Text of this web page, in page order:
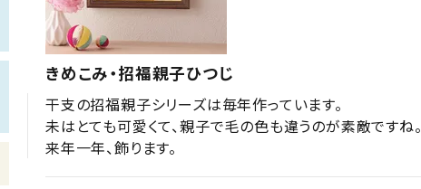
きめこみ・招福親子ひつじ
干支の招福親子シリーズは毎年作っています。
未はとても可愛くて、親子で毛の色も違うのが素敵ですね。
来年一年、飾ります。